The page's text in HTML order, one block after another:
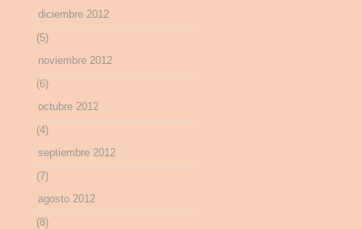
diciembre 2012
(5)
noviembre 2012
(6)
octubre 2012
(4)
septiembre 2012
(7)
agosto 2012
(8)